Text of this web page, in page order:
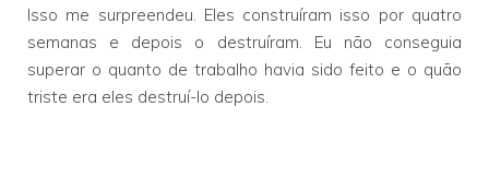
Isso me surpreendeu. Eles construíram isso por quatro
semanas e depois o destruíram. Eu não conseguia
superar o quanto de trabalho havia sido feito e o quão
triste era eles destruí-lo depois.